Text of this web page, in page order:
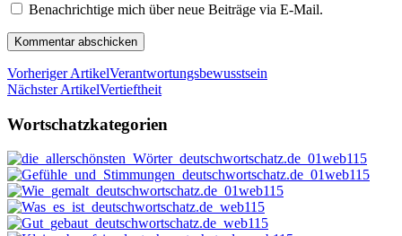
Benachrichtige mich über neue Beiträge via E-Mail.
Vorheriger ArtikelVerantwortungsbewusstsein
Nächster ArtikelVertieftheit
Wortschatzkategorien